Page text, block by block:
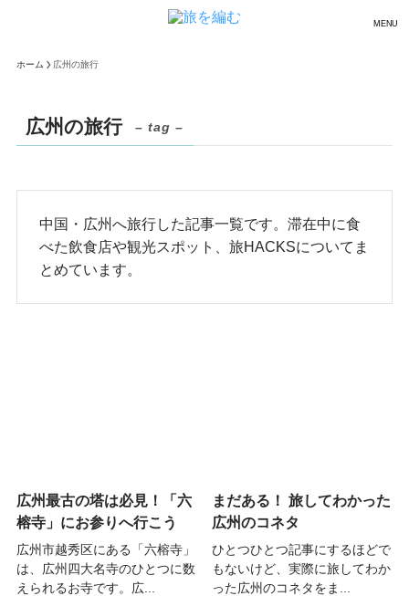
MENU
ホーム 広州の旅行
広州の旅行 – tag –
中国・広州へ旅行した記事一覧です。滞在中に食
べた飲食店や観光スポット、旅HACKSについてま
とめています。
広州最古の塔は必見！「六
榕寺」にお参りへ行こう
広州市越秀区にある「六榕寺」
は、広州四大名寺のひとつに数
えられるお寺です。広...
まだある！ 旅してわかった
広州のコネタ
ひとつひとつ記事にするほどで
もないけど、実際に旅してわか
った広州のコネタをま...